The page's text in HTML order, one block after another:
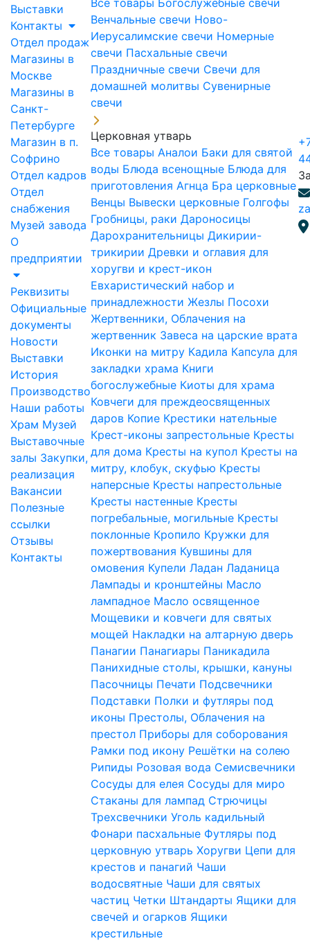
Выставки
Контакты
Отдел продаж
Магазины в
Москве
Магазины в
Санкт-
Петербурге
Магазин в п.
Софрино
Отдел кадров
Отдел
снабжения
Музей завода
О
предприятии
Реквизиты
Официальные
документы
Новости
Выставки
История
Производство
Наши работы
Храм Музей
Выставочные
залы Закупки,
реализация
Вакансии
Полезные
ссылки
Отзывы
Контакты
Все товары Богослужебные свечи
Венчальные свечи Ново-
Иерусалимские свечи Номерные
свечи Пасхальные свечи
Праздничные свечи Свечи для
домашней молитвы Сувенирные
свечи
Церковная утварь
Все товары Аналои Баки для святой
воды Блюда всенощные Блюда для
приготовления Агнца Бра церковные
Венцы Вывески церковные Голгофы
Гробницы, раки Дароносицы
Дарохранительницы Дикирии-
трикирии Древки и оглавия для
хоругви и крест-икон
Евхаристический набор и
принадлежности Жезлы Посохи
Жертвенники, Облачения на
жертвенник Завеса на царские врата
Иконки на митру Кадила Капсула для
закладки храма Книги
богослужебные Киоты для храма
Ковчеги для преждеосвященных
даров Копие Крестики нательные
Крест-иконы запрестольные Кресты
для дома Кресты на купол Кресты на
митру, клобук, скуфью Кресты
наперсные Кресты напрестольные
Кресты настенные Кресты
погребальные, могильные Кресты
поклонные Кропило Кружки для
пожертвования Кувшины для
омовения Купели Ладан Ладаница
Лампады и кронштейны Масло
лампадное Масло освященное
Мощевики и ковчеги для святых
мощей Накладки на алтарную дверь
Панагии Панагиары Паникадила
Панихидные столы, крышки, кануны
Пасочницы Печати Подсвечники
Подставки Полки и футляры под
иконы Престолы, Облачения на
престол Приборы для соборования
Рамки под икону Решётки на солею
Рипиды Розовая вода Семисвечники
Сосуды для елея Сосуды для миро
Стаканы для лампад Стрючицы
Трехсвечники Уголь кадильный
Фонари пасхальные Футляры под
церковную утварь Хоругви Цепи для
крестов и панагий Чаши
водосвятные Чаши для святых
частиц Четки Штандарты Ящики для
свечей и огарков Ящики
крестильные